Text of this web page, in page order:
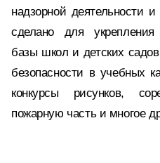
надзорной деятельности
сделано для укрепления
базы школ и детских
безопасности в учебных
конкурсы рисунков,
пожарную часть и многое